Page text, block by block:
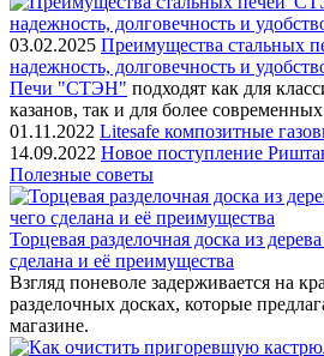
03.02.2025 Преимущества стальных
надежность, долговечность и
Печи "СТЭН" подходят как для
казанов, так и для более
01.11.2022 Litesafe композитные
14.09.2022 Новое поступление
Полезные советы
Торцевая разделочная доска из
сделана и её преимущества
Взгляд поневоле задерживается на
разделочных досках, которые
магазине.